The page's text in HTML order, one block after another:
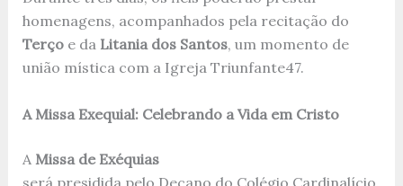
homenagens, acompanhados pela recitação do
Terçoe da Litania dos Santos, um momento de
união mística com a Igreja Triunfante47.
A Missa Exequial: Celebrando a Vida em Cristo
A Missa de Exéquias
será presidida pelo Decano do Colégio Cardinalício,